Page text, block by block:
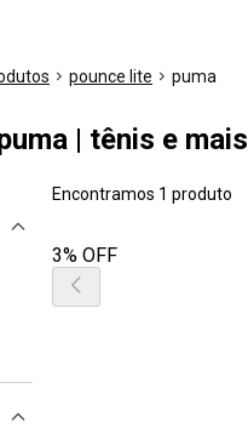
pounce lite puma
| tênis e mais
Encontramos 1 produto
3% OFF